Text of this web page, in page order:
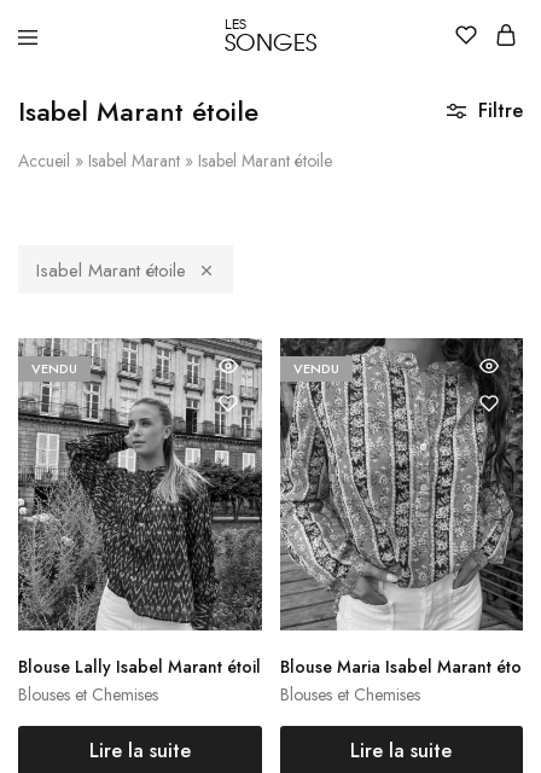
SONGES
LES
de
vêtements
accessoires
à
Nantes
Songes
de
vêtements
accessoires
à
Nantes
Isabel Marant étoile
Accueil » Isabel Marant » Isabel Marant étoile
Filtre
Isabel Marant étoile
VENDU
Blouses et Chemises
Blouse Lally Isabel Marant étoil
e
Lire la suite
VENDU
Blouses et Chemises
Blouse Maria Isabel Marant éto
ile
Lire la suite